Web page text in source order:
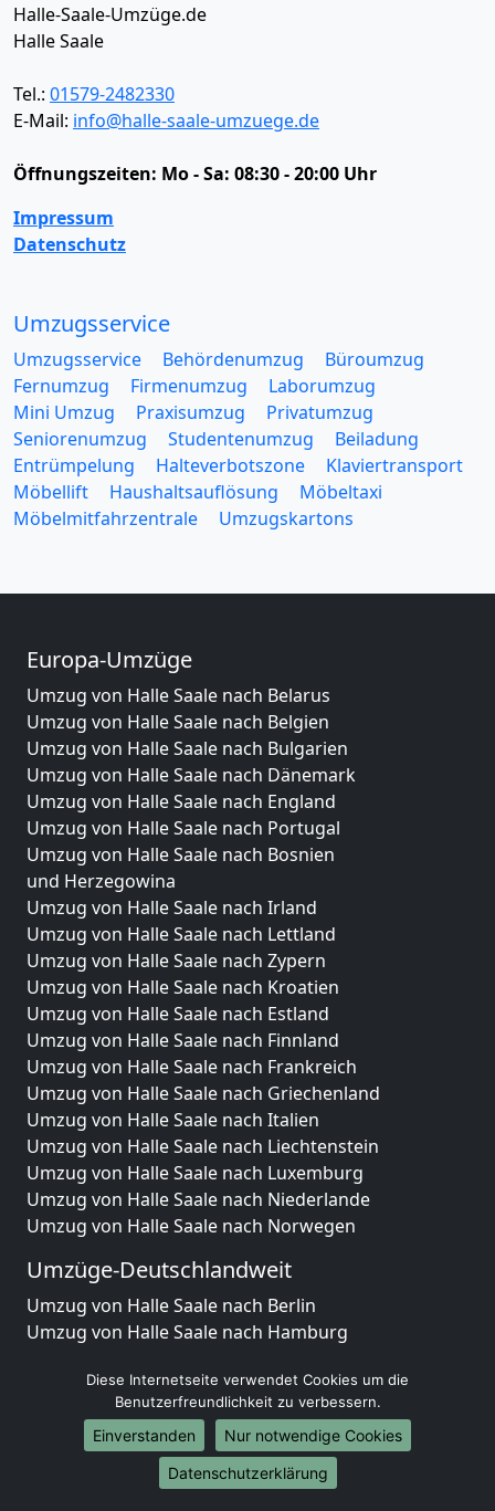
Halle-Saale-Umzüge.de
Halle Saale
Tel.: 01579-2482330
E-Mail: info@halle-saale-umzuege.de
Öffnungszeiten: Mo - Sa: 08:30 - 20:00 Uhr
Impressum
Datenschutz
Umzugsservice
Umzugsservice Behördenumzug
Büroumzug
Fernumzug
Firmenumzug
Laborumzug
Mini Umzug
Praxisumzug
Privatumzug
Seniorenumzug
Studentenumzug
Beiladung
Entrümpelung
Halteverbotszone
Klaviertransport
Möbellift
Haushaltsauflösung
Möbeltaxi
Möbelmitfahrzentrale
Umzugskartons
Europa-Umzüge
Umzug von Halle Saale nach Belarus
Umzug von Halle Saale nach Belgien
Umzug von Halle Saale nach Bulgarien
Umzug von Halle Saale nach Dänemark
Umzug von Halle Saale nach England
Umzug von Halle Saale nach Portugal
Umzug von Halle Saale nach Bosnien
und Herzegowina
Umzug von Halle Saale nach Irland
Umzug von Halle Saale nach Lettland
Umzug von Halle Saale nach Zypern
Umzug von Halle Saale nach Kroatien
Umzug von Halle Saale nach Estland
Umzug von Halle Saale nach Finnland
Umzug von Halle Saale nach Frankreich
Umzug von Halle Saale nach Griechenland
Umzug von Halle Saale nach Italien
Umzug von Halle Saale nach Liechtenstein
Umzug von Halle Saale nach Luxemburg
Umzug von Halle Saale nach Niederlande
Umzug von Halle Saale nach Norwegen
Umzüge-Deutschlandweit
Umzug von Halle Saale nach Berlin
Umzug von Halle Saale nach Hamburg
Umzug von Halle Saale nach Köln
Umzug von Halle Saale nach Frankfurt am Main
Umzug von Halle Saale nach Stuttgart
Umzug von Halle Saale nach Düsseldorf
Umzug von Halle Saale nach Leipzig
Diese Internetseite verwendet Cookies um die
Benutzerfreundlichkeit zu verbessern.
Einverstanden
Nur notwendige Cookies
Datenschutzerklärung